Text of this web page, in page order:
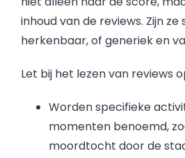
inhoud van de reviews. Zijn ze
herkenbaar, of generiek en
Let bij het lezen van reviews
Worden specifieke
momenten benoemd,
moordtocht door de